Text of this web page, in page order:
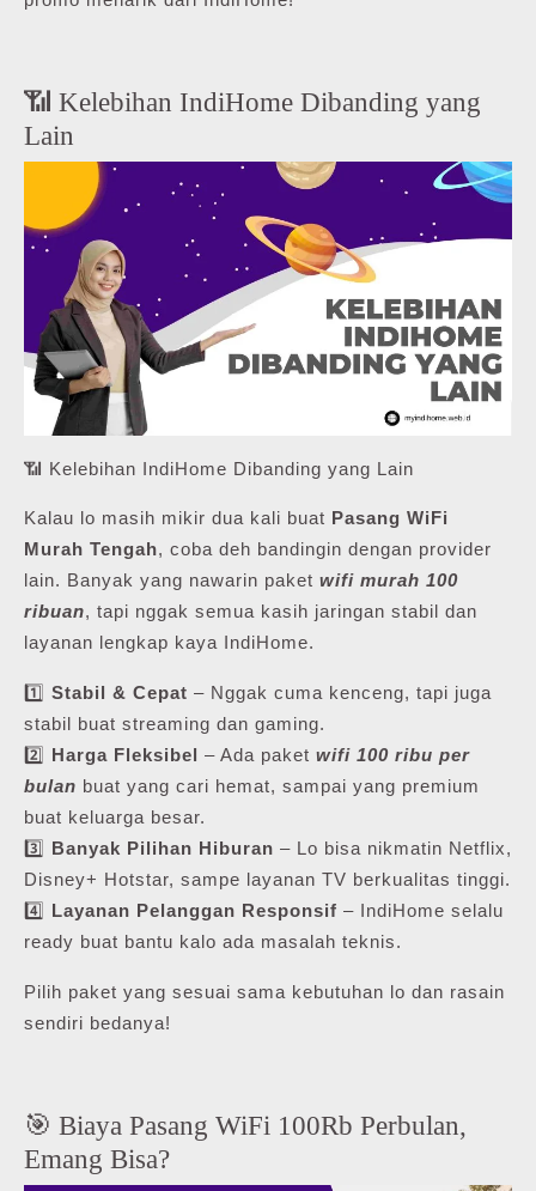
📶 Kelebihan IndiHome Dibanding yang
Lain
📶 Kelebihan IndiHome Dibanding yang Lain
Kalau lo masih mikir dua kali buat Pasang WiFi
Murah Tengah, coba deh bandingin dengan provider
lain. Banyak yang nawarin paket wifi murah 100
ribuan, tapi nggak semua kasih jaringan stabil dan
layanan lengkap kaya IndiHome.
1️⃣ Stabil & Cepat – Nggak cuma kenceng, tapi juga
stabil buat streaming dan gaming.
2️⃣ Harga Fleksibel – Ada paket wifi 100 ribu per
bulan buat yang cari hemat, sampai yang premium
buat keluarga besar.
3️⃣ Banyak Pilihan Hiburan – Lo bisa nikmatin Netflix,
Disney+ Hotstar, sampe layanan TV berkualitas tinggi.
4️⃣ Layanan Pelanggan Responsif – IndiHome selalu
ready buat bantu kalo ada masalah teknis.
Pilih paket yang sesuai sama kebutuhan lo dan rasain
sendiri bedanya!
🎯 Biaya Pasang WiFi 100Rb Perbulan,
Emang Bisa?